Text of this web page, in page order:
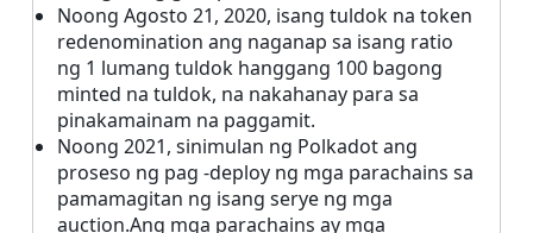
Noong Agosto 21, 2020, isang tuldok na token
redenomination ang naganap sa isang ratio
ng 1 lumang tuldok hanggang 100 bagong
minted na tuldok, na nakahanay para sa
pinakamainam na paggamit.
Noong 2021, sinimulan ng Polkadot ang
proseso ng pag -deploy ng mga parachains sa
pamamagitan ng isang serye ng mga
auction.Ang mga parachains ay mga